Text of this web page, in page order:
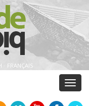
· FRANÇAIS